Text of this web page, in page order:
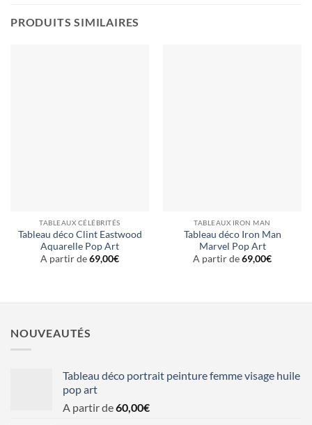
PRODUITS SIMILAIRES
TABLEAUX CÉLÉBRITÉS
Tableau déco Clint Eastwood
Aquarelle Pop Art
A partir de69,00€
TABLEAUX IRON MAN
Tableau déco Iron Man
Marvel Pop Art
A partir de69,00€
NOUVEAUTÉS
Tableau déco portrait peinture femme visage huile
pop art
A partir de60,00€